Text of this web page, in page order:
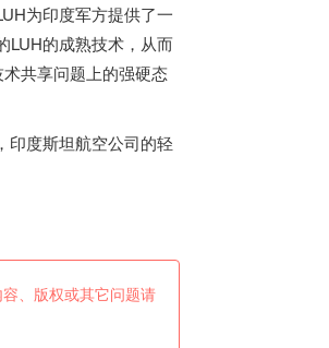
为印度军方提供了一
LUH的成熟技术，从而
共享问题上的强硬态
印度斯坦航空公司的轻
、版权或其它问题请